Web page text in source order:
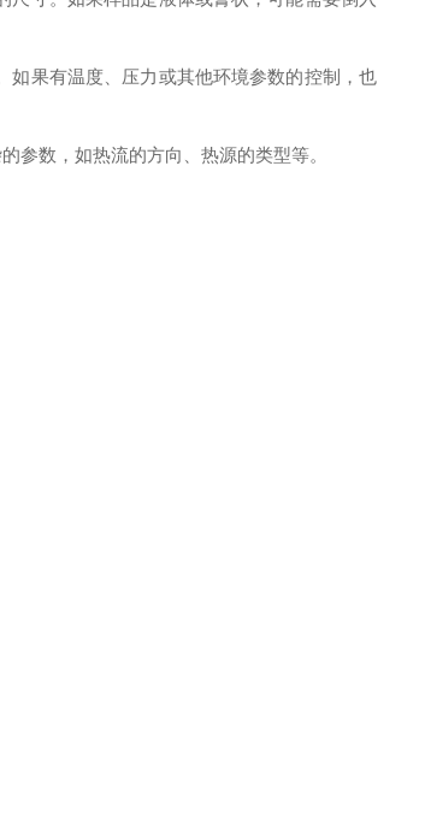
果有温度、压力或其他环境参数的控制，也
数，如热流的方向、热源的类型等。